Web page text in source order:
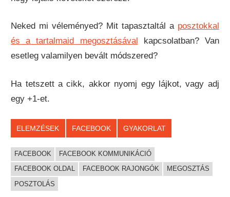
Neked mi véleményed? Mit tapasztaltál a posztokkal
és a tartalmaid megosztásával
kapcsolatban? Van
esetleg valamilyen bevált módszered?
Ha tetszett a cikk, akkor nyomj egy lájkot, vagy adj
egy +1-et.
ELEMZÉSEK FACEBOOK GYAKORLAT
FACEBOOK
FACEBOOK KOMMUNIKÁCIÓ
FACEBOOK OLDAL
FACEBOOK RAJONGÓK
MEGOSZTÁS
POSZTOLÁS